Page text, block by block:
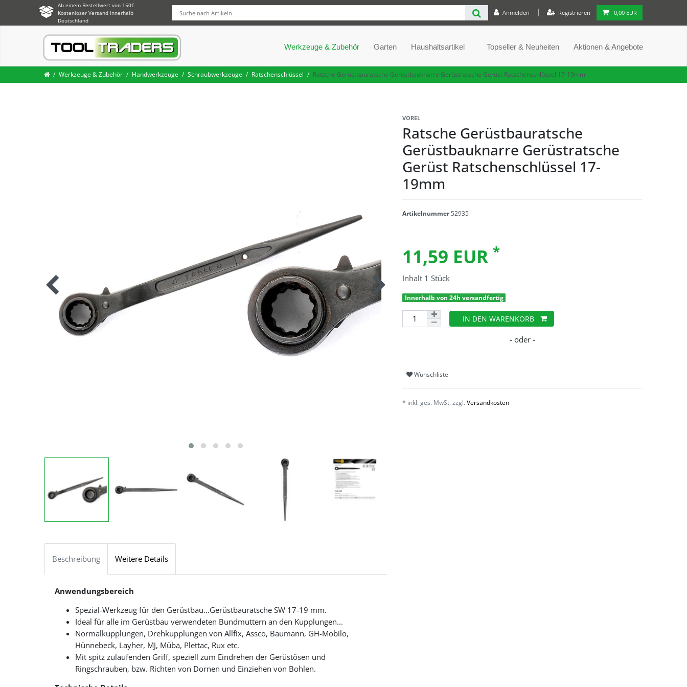
Anmelden Registrieren 0,00 EUR
Ab einem Bestellwert von 150€
Kostenloser Versand innerhalb
Deutschland
Werkzeuge & Zubehör Garten Haushaltsartikel Topseller & Neuheiten Aktionen & Angebote
Werkzeuge & Zubehör Handwerkzeuge Schraubwerkzeuge Ratschenschlüssel Ratsche Gerüstbauratsche Gerüstbauknarre Gerüstratsche Gerüst Ratschenschlüssel 17-19mm
VOREL
Ratsche Gerüstbauratsche
Gerüstbauknarre Gerüstratsche
Gerüst Ratschenschlüssel 17-
19mm
Artikelnummer52935
11,59 EUR *
Inhalt 1 Stück
Innerhalb von 24h versandfertig
IN DEN WARENKORB
Wunschliste
* inkl. ges. MwSt. zzgl. Versandkosten
Beschreibung Weitere Details
Anwendungsbereich
Spezial-Werkzeug für den Gerüstbau...Gerüstbauratsche SW 17-19 mm.
Ideal für alle im Gerüstbau verwendeten Bundmuttern an den Kupplungen...
Normalkupplungen, Drehkupplungen von Allfix, Assco, Baumann, GH-Mobilo,
Hünnebeck, Layher, MJ, Müba, Plettac, Rux etc.
Mit spitz zulaufenden Griff, speziell zum Eindrehen der Gerüstösen und
Ringschrauben, bzw. Richten von Dornen und Einziehen von Bohlen.